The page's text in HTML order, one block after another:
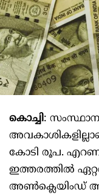
കൊച്ചി:
കോടി രൂപ.
ഇത്തരത്തിൽ
അണ്‍ക്ലെയിംഡ്